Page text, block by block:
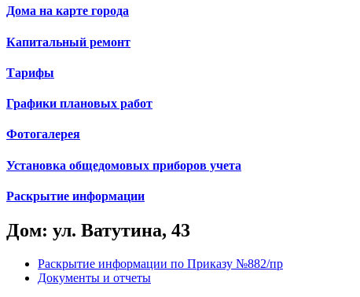
Дома на карте города
Капитальный ремонт
Тарифы
Графики плановых работ
Фотогалерея
Установка общедомовых приборов учета
Раскрытие информации
Дом: ул. Ватутина, 43
Раскрытие информации по Приказу №882/пр
Документы и отчеты